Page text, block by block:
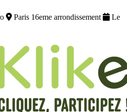
Paris 16eme arrondissement
Le